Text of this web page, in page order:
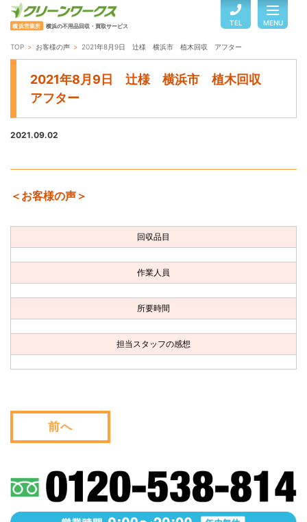
横浜営業所 横浜の不用品回収・買取サービス TEL MENU
TOP
よくある質問
お客様の声
お問い合わせ
会社概要
TOP お客様の声 2021年8月9日 辻様 横浜市 植木回収 アフター
2021年8月9日 辻様 横浜市 植木回収
アフター
2021.09.02
＜お客様の声＞
回収品目
作業人員
所要時間
担当スタッフの感想
前へ